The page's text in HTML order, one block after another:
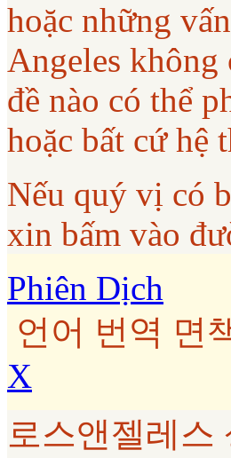
hoặc những
Angeles không
đề nào có thể
hoặc bất cứ hệ
Nếu quý vị có
xin bấm vào
Phiên Dịch
언어 번역 면
X
로스앤젤레스